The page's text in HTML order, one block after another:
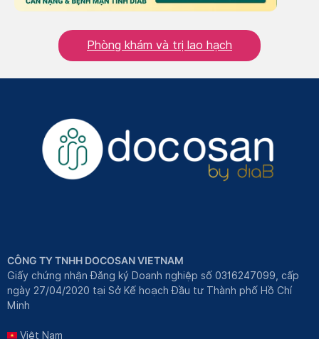
Phòng khám và trị lao hạch
CÔNG TY TNHH DOCOSAN VIETNAM
Giấy chứng nhận Đăng ký Doanh nghiệp số 0316247099, cấp
ngày 27/04/2020 tại Sở Kế hoạch Đầu tư Thành phố Hồ Chí
Minh
Việt Nam